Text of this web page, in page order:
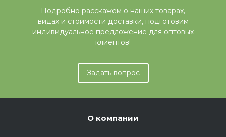
Подробно расскажем о наших товарах,
видах и стоимости доставки, подготовим
индивидуальное предложение для оптовых
клиентов!
Задать вопрос
О компании